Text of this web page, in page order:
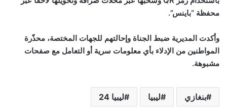
محفظة “باينس”.
وأكدت المديرية ضبط الجناة وإحالتهم للجهات المختصة، محذّرة
المواطنين من الإدلاء بأي معلومات سرية أو التعامل مع صفحات
مشبوهة.
بنغازي ليبيا ليبيا 24